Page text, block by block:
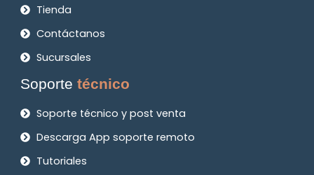
Tienda
Contáctanos
Sucursales
Soportetécnico
Soporte técnico y post venta
Descarga App soporte remoto
Tutoriales